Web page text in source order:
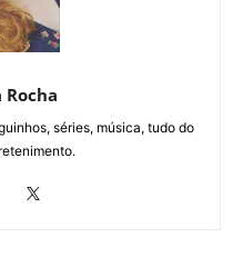
séries, música, tudo do